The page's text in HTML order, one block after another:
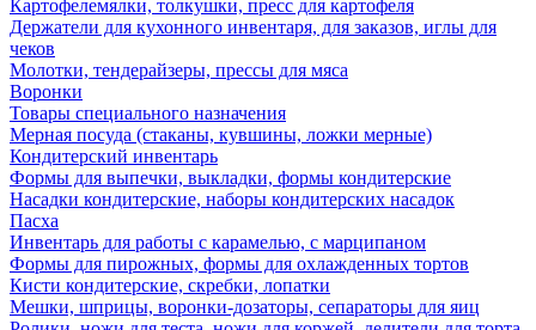
Картофелемялки, толкушки, пресс для картофеля
Держатели для кухонного инвентаря, для заказов, иглы для
чеков
Молотки, тендерайзеры, прессы для мяса
Воронки
Товары специального назначения
Мерная посуда (стаканы, кувшины, ложки мерные)
Кондитерский инвентарь
Формы для выпечки, выкладки, формы кондитерские
Насадки кондитерские, наборы кондитерских насадок
Пасха
Инвентарь для работы с карамелью, с марципаном
Формы для пирожных, формы для охлажденных тортов
Кисти кондитерские, скребки, лопатки
Мешки, шприцы, воронки-дозаторы, сепараторы для яиц